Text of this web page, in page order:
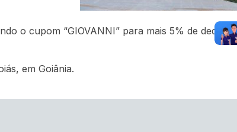
o cupom “GIOVANNI” para mais 5% de
em Goiânia.